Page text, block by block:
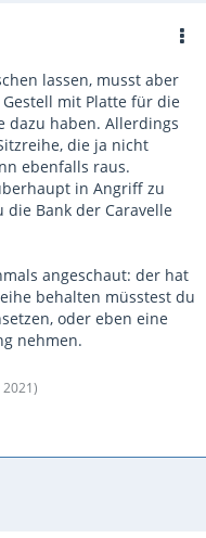
1802543681-216-
was ich haben wollen
...
lassen, musst aber
mit Platte für die
dazu haben. Allerdings
die ja nicht
ebenfalls raus.
in Angriff zu
Bank der Caravelle
angeschaut: der hat
behalten müsstest du
oder eben eine
nehmen.
2021)